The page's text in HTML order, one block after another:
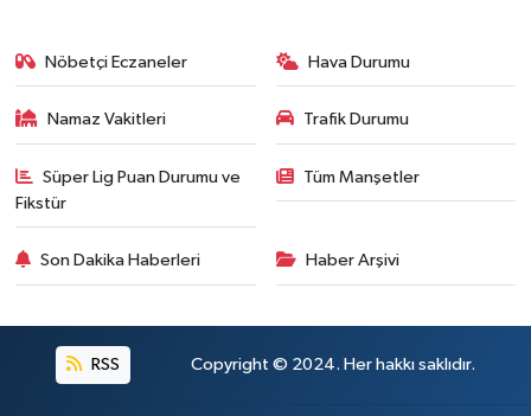
Nöbetçi Eczaneler Hava Durumu
Namaz Vakitleri Trafik Durumu
Süper Lig Puan Durumu ve
Fikstür
Tüm Manşetler
Son Dakika Haberleri Haber Arşivi
RSS Copyright © 2024. Her hakkı saklıdır.